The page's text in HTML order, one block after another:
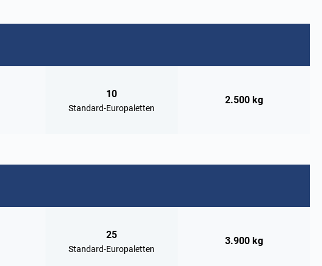
10
Standard-Europaletten
2.500 kg
25
Standard-Europaletten
3.900 kg